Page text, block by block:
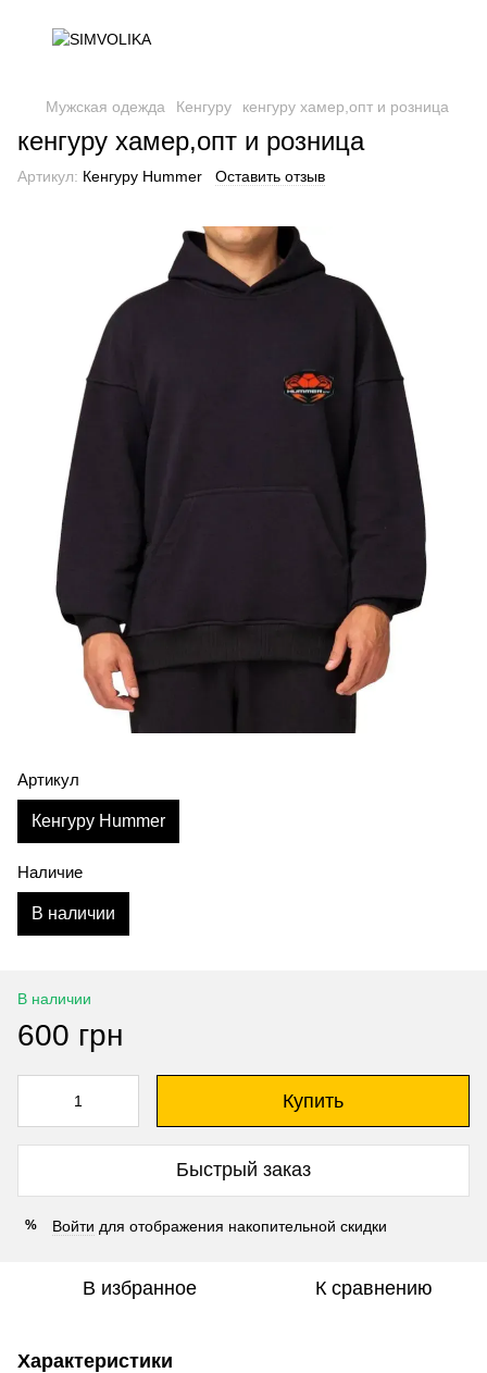
Мужская одежда Кенгуру кенгуру хамер,опт и розница
кенгуру хамер,опт и розница
Артикул: Кенгуру Hummer Оставить отзыв
Артикул
Кенгуру Hummer
Наличие
В наличии
В наличии
600 грн
Купить
Быстрый заказ
% Войти для отображения накопительной скидки
В избранное К сравнению
Характеристики